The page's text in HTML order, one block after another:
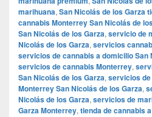
marihuana, San Nicolás de los Garza
cannabis Monterrey San Nicolás de
San Nicolás de los Garza, servicio de
Nicolás de los Garza, servicios
servicios de cannabis a domicilio San
servicios de cannabis Monterrey,
San Nicolás de los Garza, servicios
Monterrey San Nicolás de los Garza,
Nicolás de los Garza, servicios de
Garza Monterrey, tienda de cannabis